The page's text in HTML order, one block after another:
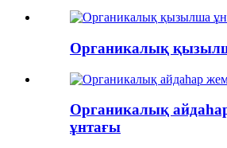
Органикалық
Органикалық
ұнтағы